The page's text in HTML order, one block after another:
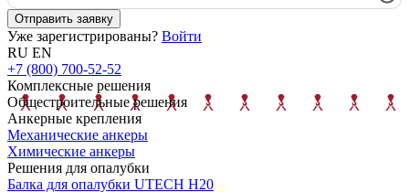
Отправить заявку
Уже зарегистрированы? Войти
RU EN
+7 (800) 700-52-52
Комплексные решения
Общестроительные решения
Анкерные крепления
Механические анкеры
Химические анкеры
Решения для опалубки
Балка для опалубки UTECH H20